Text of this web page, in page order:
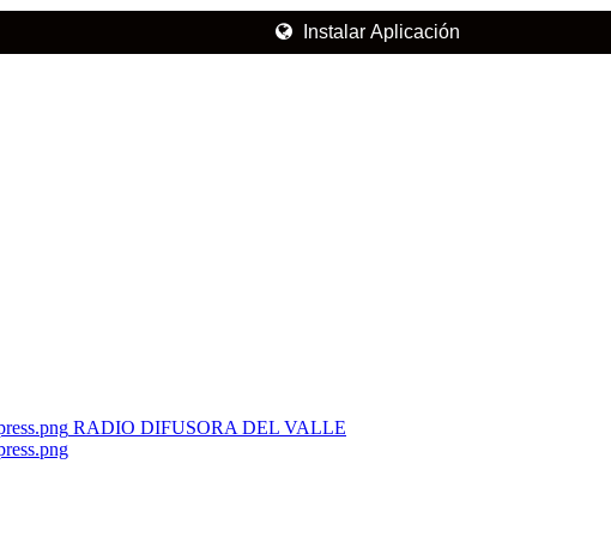
Instalar Aplicación
RADIO DIFUSORA DEL VALLE